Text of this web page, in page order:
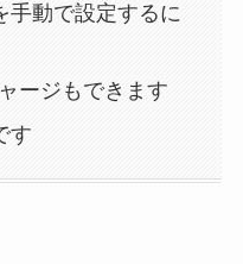
手動で設定するに
ージもできます
す